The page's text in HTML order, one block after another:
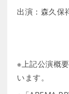
出演：森久保
※上記公演概
います。